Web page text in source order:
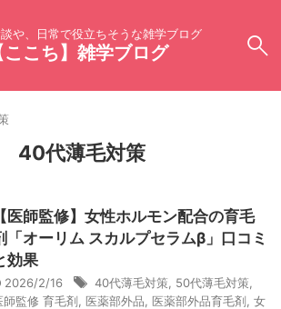
や、日常で役立ちそうな雑学ブログ
ここち】雑学ブログ
40代薄毛対策
【医師監修】女性ホルモン配合の育毛
「オーリム スカルプセラムβ」口コミ
効果
2026/2/16 40代薄毛対策 50代薄毛対策
師監修 育毛剤
医薬部外品 医薬部外品育毛剤 女